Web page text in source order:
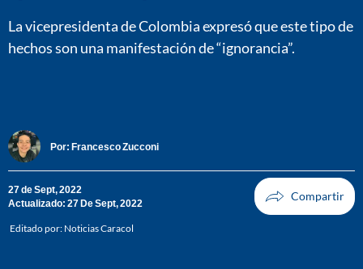
La vicepresidenta de Colombia expresó que este tipo de
hechos son una manifestación de “ignorancia”.
Por: Francesco Zucconi
27 de Sept, 2022
Actualizado: 27 De Sept, 2022
Editado por: Noticias Caracol